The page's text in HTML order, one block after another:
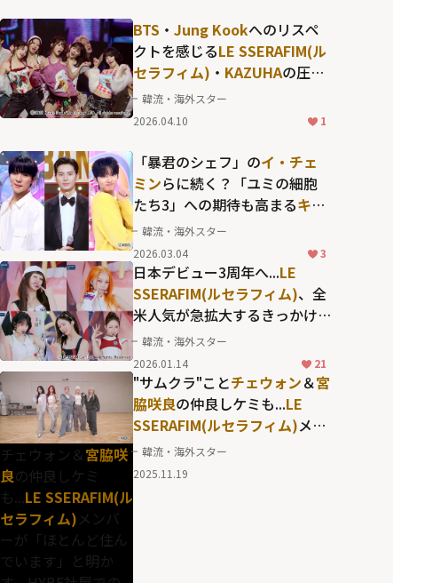
BTS ・ Jung Kookへのリスペ
クトを感じるLE SSERAFIM(ル
セラフィム) ・ KAZUHAの圧巻
のソロパフォーマンスも！
「KBS歌謡祭」だからこそ実
韓流・海外スター
2026.04.10
1
「暴君のシェフ」のイ・チェ
ミンらに続く？「ユミの細胞
たち3」への期待も高まるキ
ム・ジェウォン
た、韓国トップ俳優への登竜
門「ミュージックバンク」の
歴代MC
韓流・海外スター
2026.03.04
3
日本デビュー3周年へ...LE
SSERAFIM(ルセラフィム)、全
米人気が急拡大するきっかけ
にもなったヒット曲
「SPAGHETTI」の中毒性抜群
の世界観
韓流・海外スター
2026.01.14
21
チェウォン＆ 宮脇咲
良の仲良しケミ
も...LE SSERAFIM(ル
セラフィム) メンバ
ーが「ほとんど住ん
でいます」と明か
"サムクラ"ことチェウォン＆宮
脇咲良の仲良しケミも...LE
SSERAFIM(ルセラフィム)メン
バーが「ほとんど住んでいま
す」と明かす、HYBE社屋での
韓流・海外スター
2025.11.19